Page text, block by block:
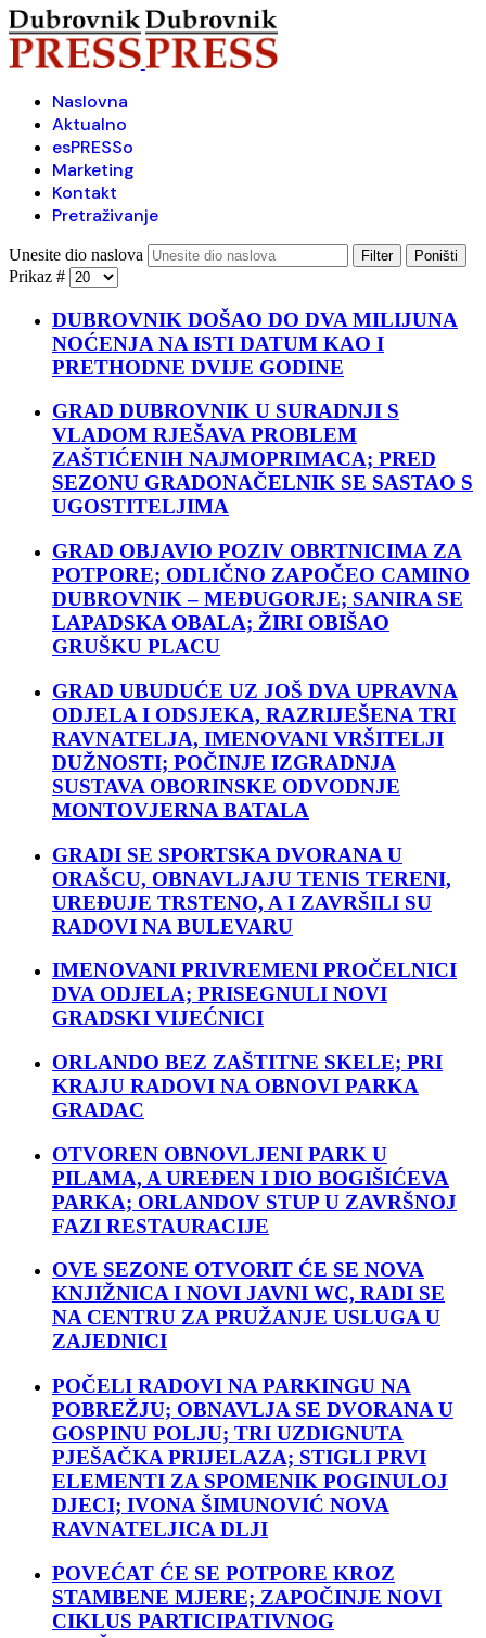
Naslovna
Aktualno
esPRESSo
Marketing
Kontakt
Pretraživanje
Unesite dio naslova Filter Poništi
Prikaz #
DUBROVNIK DOŠAO DO DVA MILIJUNA
NOĆENJA NA ISTI DATUM KAO I
PRETHODNE DVIJE GODINE
GRAD DUBROVNIK U SURADNJI S
VLADOM RJEŠAVA PROBLEM
ZAŠTIĆENIH NAJMOPRIMACA; PRED
SEZONU GRADONAČELNIK SE SASTAO S
UGOSTITELJIMA
GRAD OBJAVIO POZIV OBRTNICIMA ZA
POTPORE; ODLIČNO ZAPOČEO CAMINO
DUBROVNIK – MEĐUGORJE; SANIRA SE
LAPADSKA OBALA; ŽIRI OBIŠAO
GRUŠKU PLACU
GRAD UBUDUĆE UZ JOŠ DVA UPRAVNA
ODJELA I ODSJEKA, RAZRIJEŠENA TRI
RAVNATELJA, IMENOVANI VRŠITELJI
DUŽNOSTI; POČINJE IZGRADNJA
SUSTAVA OBORINSKE ODVODNJE
MONTOVJERNA BATALA
GRADI SE SPORTSKA DVORANA U
ORAŠCU, OBNAVLJAJU TENIS TERENI,
UREĐUJE TRSTENO, A I ZAVRŠILI SU
RADOVI NA BULEVARU
IMENOVANI PRIVREMENI PROČELNICI
DVA ODJELA; PRISEGNULI NOVI
GRADSKI VIJEĆNICI
ORLANDO BEZ ZAŠTITNE SKELE; PRI
KRAJU RADOVI NA OBNOVI PARKA
GRADAC
OTVOREN OBNOVLJENI PARK U
PILAMA, A UREĐEN I DIO BOGIŠIĆEVA
PARKA; ORLANDOV STUP U ZAVRŠNOJ
FAZI RESTAURACIJE
OVE SEZONE OTVORIT ĆE SE NOVA
KNJIŽNICA I NOVI JAVNI WC, RADI SE
NA CENTRU ZA PRUŽANJE USLUGA U
ZAJEDNICI
POČELI RADOVI NA PARKINGU NA
POBREŽJU; OBNAVLJA SE DVORANA U
GOSPINU POLJU; TRI UZDIGNUTA
PJEŠAČKA PRIJELAZA; STIGLI PRVI
ELEMENTI ZA SPOMENIK POGINULOJ
DJECI; IVONA ŠIMUNOVIĆ NOVA
RAVNATELJICA DLJI
POVEĆAT ĆE SE POTPORE KROZ
STAMBENE MJERE; ZAPOČINJE NOVI
CIKLUS PARTICIPATIVNOG